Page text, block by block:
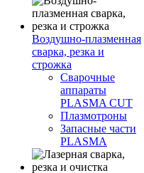
Воздушно-плазменная
сварка, резка и
строжка
Сварочные
аппараты
PLASMA CUT
Плазмотроны
Запасные части
PLASMA